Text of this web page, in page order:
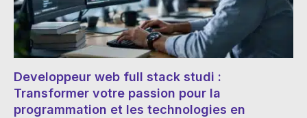
Developpeur web full stack studi :
Transformer votre passion pour la
programmation et les technologies en